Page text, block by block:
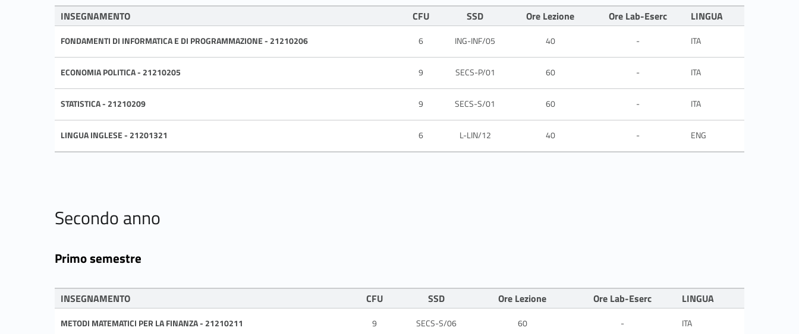
INSEGNAMENTO CFU SSD Ore Lezione Ore Lab-Eserc LINGUA
FONDAMENTI DI INFORMATICA E DI PROGRAMMAZIONE - 21210206 6 ING-INF/05 40 - ITA
ECONOMIA POLITICA - 21210205 9 SECS-P/01 60 - ITA
STATISTICA - 21210209 9 SECS-S/01 60 - ITA
LINGUA INGLESE - 21201321 6 L-LIN/12 40 - ENG
Secondo anno
Primo semestre
INSEGNAMENTO CFU SSD Ore Lezione Ore Lab-Eserc LINGUA
METODI MATEMATICI PER LA FINANZA - 21210211 9 SECS-S/06 60 - ITA